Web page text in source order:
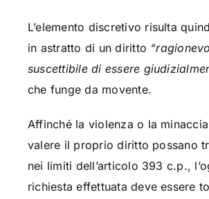
L’elemento discretivo risulta
in astratto di un diritto
suscettibile di essere
che funge da movente.
Affinché la violenza o la
valere il proprio diritto possano
nei limiti dell’articolo 393 c.p.,
richiesta effettuata deve essere